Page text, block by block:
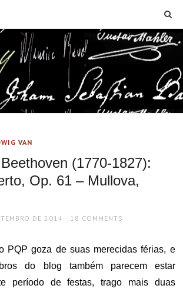
VAN
(1770-1827):
Op. 61 – Mullova,
DE 2014 18 COMMENTS
PQP goza de suas merecidas férias, e
do blog também parecem estar
período de festas, trago mais duas